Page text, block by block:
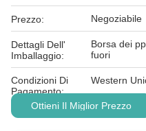
Prezzo: Negoziabile
Dettagli Dell'
Imballaggio:
Borsa dei
fuori
Condizioni Di
Pagamento:
Western
Ottieni Il Miglior Prezzo